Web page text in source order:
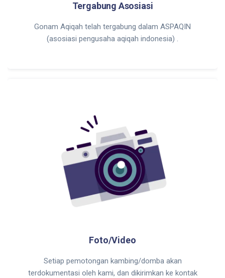
Tergabung Asosiasi
Gonam Aqiqah telah tergabung dalam ASPAQIN
(asosiasi pengusaha aqiqah indonesia) .
Foto/Video
Setiap pemotongan kambing/domba akan
terdokumentasi oleh kami, dan dikirimkan ke kontak